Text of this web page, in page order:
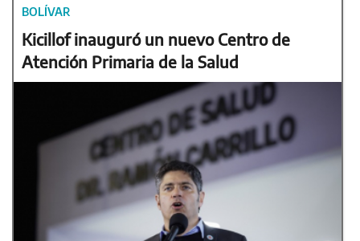
BOLÍVAR
Kicillof inauguró un nuevo Centro de
Atención Primaria de la Salud